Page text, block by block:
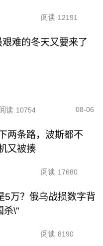
阅读 12191
难的冬天又要来了
阅读 10754 08-06
两条路，波斯都不
又被揍
阅读 17680
5万？俄乌战损数字背
杀\"
阅读 8190